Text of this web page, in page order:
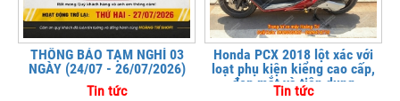
THÔNG BÁO TẠM NGHỈ 03
NGÀY (24/07 - 26/07/2026)
Tin tức
Honda PCX 2018 lột xác với
loạt phụ kiện kiểng cao cấp,
đẹp mắt và tiện dụng
Tin tức